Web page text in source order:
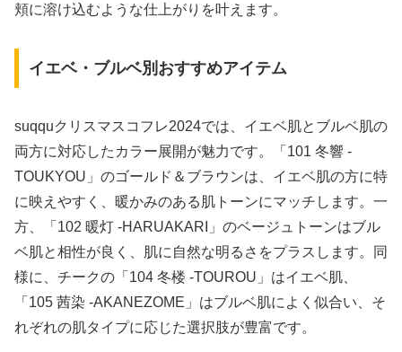
頬に溶け込むような仕上がりを叶えます。
イエベ・ブルベ別おすすめアイテム
suqquクリスマスコフレ2024では、イエベ肌とブルベ肌の
両方に対応したカラー展開が魅力です。「101 冬響 -
TOUKYOU」のゴールド＆ブラウンは、イエベ肌の方に特
に映えやすく、暖かみのある肌トーンにマッチします。一
方、「102 暖灯 -HARUAKARI」のベージュトーンはブル
ベ肌と相性が良く、肌に自然な明るさをプラスします。同
様に、チークの「104 冬楼 -TOUROU」はイエベ肌、
「105 茜染 -AKANEZOME」はブルベ肌によく似合い、そ
れぞれの肌タイプに応じた選択肢が豊富です。